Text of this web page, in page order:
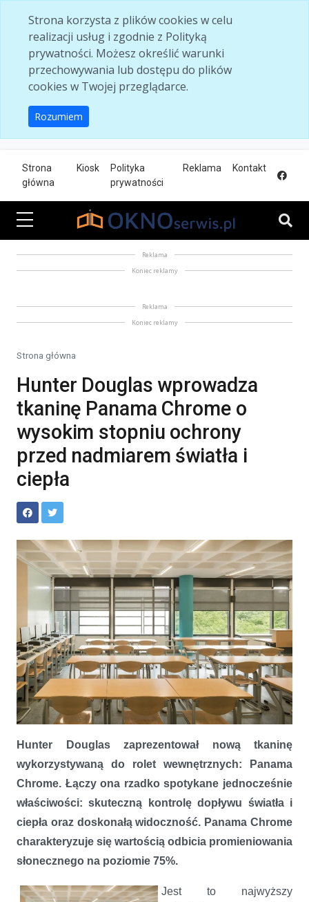
Strona korzysta z plików cookies w celu
realizacji usług i zgodnie z Polityką
prywatności. Możesz określić warunki
przechowywania lub dostępu do plików
cookies w Twojej przeglądarce.
Rozumiem
Strona
główna
Kiosk
Polityka
prywatności
Reklama Kontakt
Reklama
Koniec reklamy
Reklama
Koniec reklamy
Strona główna
Hunter Douglas wprowadza
tkaninę Panama Chrome o
wysokim stopniu ochrony
przed nadmiarem światła i
ciepła
stopniu ochrony przed nadmiarem światła i ciepła
Hunter Douglas zaprezentował nową tkaninę
wykorzystywaną do rolet wewnętrznych: Panama
Chrome. Łączy ona rzadko spotykane jednocześnie
właściwości: skuteczną kontrolę dopływu światła i
ciepła oraz doskonałą widoczność. Panama Chrome
charakteryzuje się wartością odbicia promieniowania
słonecznego na poziomie 75%.
Jest to najwyższy